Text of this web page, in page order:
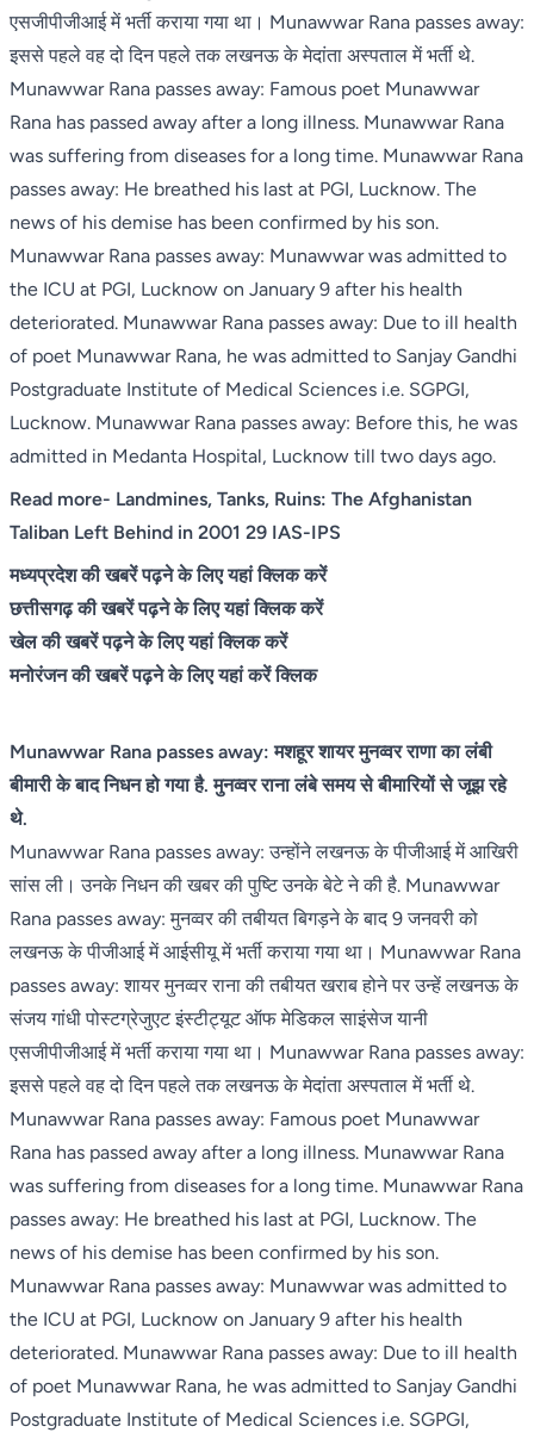
एसजीपीजीआई में भर्ती कराया गया था। Munawwar Rana passes away:
इससे पहले वह दो दिन पहले तक लखनऊ के मेदांता अस्पताल में भर्ती थे.
Munawwar Rana passes away: Famous poet Munawwar
Rana has passed away after a long illness. Munawwar Rana
was suffering from diseases for a long time. Munawwar Rana
passes away: He breathed his last at PGI, Lucknow. The
news of his demise has been confirmed by his son.
Munawwar Rana passes away: Munawwar was admitted to
the ICU at PGI, Lucknow on January 9 after his health
deteriorated. Munawwar Rana passes away: Due to ill health
of poet Munawwar Rana, he was admitted to Sanjay Gandhi
Postgraduate Institute of Medical Sciences i.e. SGPGI,
Lucknow. Munawwar Rana passes away: Before this, he was
admitted in Medanta Hospital, Lucknow till two days ago.
Read more- Landmines, Tanks, Ruins: The Afghanistan
Taliban Left Behind in 2001 29 IAS-IPS
मध्यप्रदेश की खबरें पढ़ने के लिए यहां क्लिक करें
छत्तीसगढ़ की खबरें पढ़ने के लिए यहां क्लिक करें
खेल की खबरें पढ़ने के लिए यहां क्लिक करें
मनोरंजन की खबरें पढ़ने के लिए यहां करें क्लिक
Munawwar Rana passes away: मशहूर शायर मुनव्वर राणा का लंबी
बीमारी के बाद निधन हो गया है. मुनव्वर राना लंबे समय से बीमारियों से जूझ रहे
थे.
Munawwar Rana passes away: उन्होंने लखनऊ के पीजीआई में आखिरी
सांस ली। उनके निधन की खबर की पुष्टि उनके बेटे ने की है. Munawwar
Rana passes away: मुनव्वर की तबीयत बिगड़ने के बाद 9 जनवरी को
लखनऊ के पीजीआई में आईसीयू में भर्ती कराया गया था। Munawwar Rana
passes away: शायर मुनव्वर राना की तबीयत खराब होने पर उन्हें लखनऊ के
संजय गांधी पोस्टग्रेजुएट इंस्टीट्यूट ऑफ मेडिकल साइंसेज यानी
एसजीपीजीआई में भर्ती कराया गया था। Munawwar Rana passes away:
इससे पहले वह दो दिन पहले तक लखनऊ के मेदांता अस्पताल में भर्ती थे.
Munawwar Rana passes away: Famous poet Munawwar
Rana has passed away after a long illness. Munawwar Rana
was suffering from diseases for a long time. Munawwar Rana
passes away: He breathed his last at PGI, Lucknow. The
news of his demise has been confirmed by his son.
Munawwar Rana passes away: Munawwar was admitted to
the ICU at PGI, Lucknow on January 9 after his health
deteriorated. Munawwar Rana passes away: Due to ill health
of poet Munawwar Rana, he was admitted to Sanjay Gandhi
Postgraduate Institute of Medical Sciences i.e. SGPGI,